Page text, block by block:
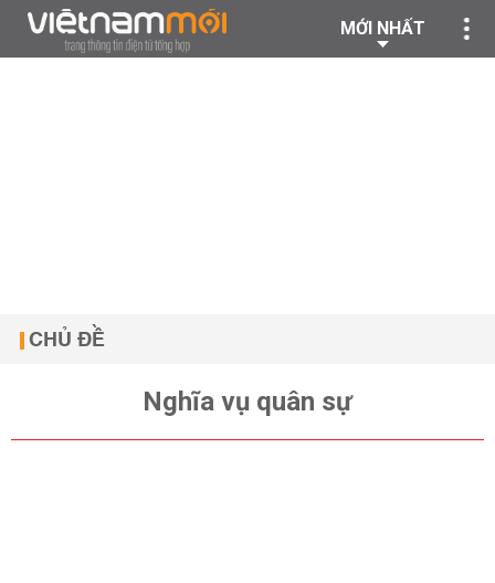
MỚI NHẤT
CHỦ ĐỀ
Nghĩa vụ quân sự